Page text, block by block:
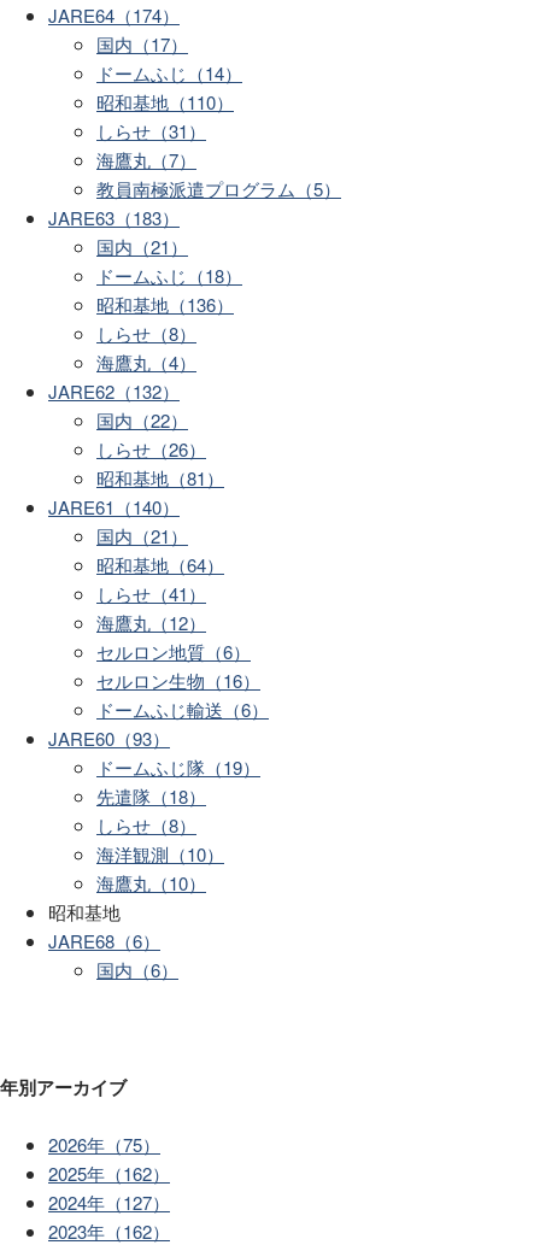
JARE64（174）
国内（17）
ドームふじ（14）
昭和基地（110）
しらせ（31）
海鷹丸（7）
教員南極派遣プログラム（5）
JARE63（183）
国内（21）
ドームふじ（18）
昭和基地（136）
しらせ（8）
海鷹丸（4）
JARE62（132）
国内（22）
しらせ（26）
昭和基地（81）
JARE61（140）
国内（21）
昭和基地（64）
しらせ（41）
海鷹丸（12）
セルロン地質（6）
セルロン生物（16）
ドームふじ輸送（6）
JARE60（93）
ドームふじ隊（19）
先遣隊（18）
しらせ（8）
海洋観測（10）
海鷹丸（10）
昭和基地
JARE68（6）
国内（6）
年別アーカイブ
2026年（75）
2025年（162）
2024年（127）
2023年（162）